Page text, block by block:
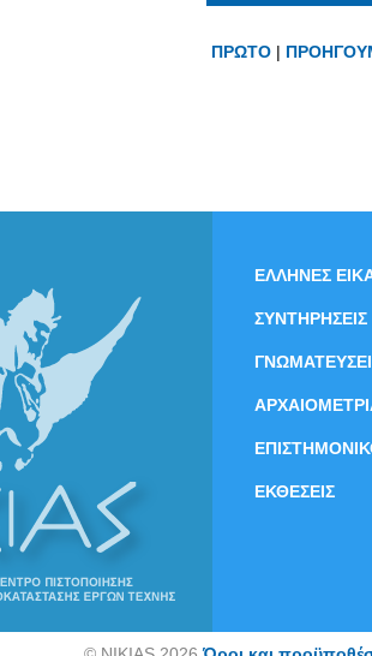
ΠΡΩΤΟ |
ΕΛΛΗΝΕΣ
ΣΥΝΤΗΡΗΣΕΙΣ
ΕΚΘΕΣΕΙΣ